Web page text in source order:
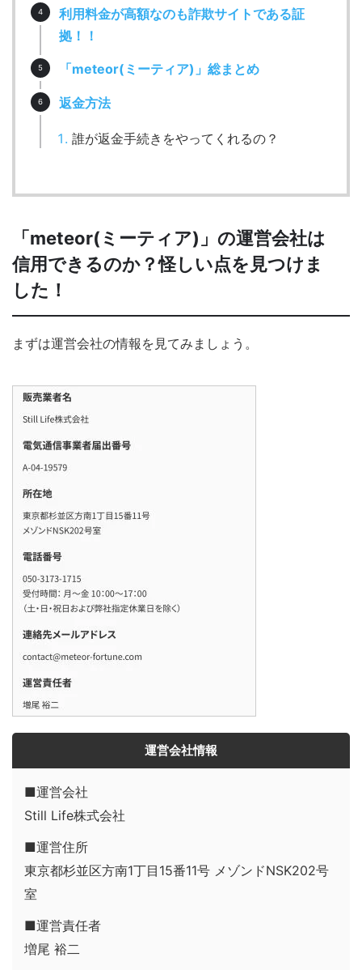
利用料金が高額なのも詐欺サイトである証
拠！！
「meteor(ミーティア)」総まとめ
返金方法
誰が返金手続きをやってくれるの？
「meteor(ミーティア)」の運営会社は
信用できるのか？怪しい点を見つけま
した！
まずは運営会社の情報を見てみましょう。
運営会社情報
■運営会社
Still Life株式会社
■運営住所
東京都杉並区方南1丁目15番11号 メゾンドNSK202号
室
■運営責任者
増尾 裕二